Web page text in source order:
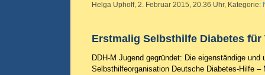
Helga Uphoff, 2. Februar 2015, 20.36 Uhr, Kategorie:
Erstmalig Selbsthilfe Diabetes für
DDH-M Jugend gegründet: Die eigenständige und
Selbsthilfeorganisation Deutsche Diabetes-Hilfe –